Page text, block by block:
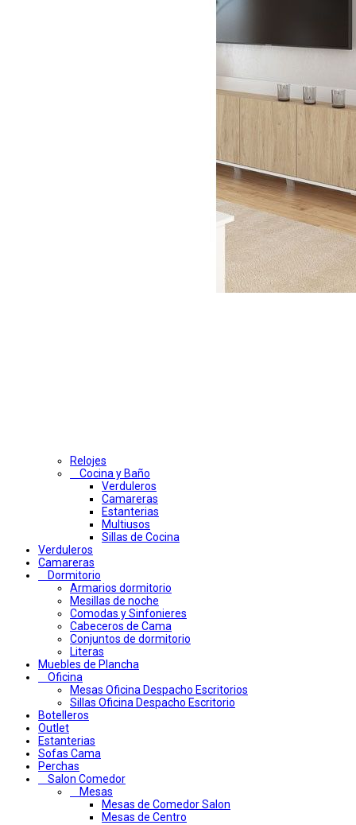
Relojes
Cocina y Baño
Verduleros
Camareras
Estanterias
Multiusos
Sillas de Cocina
Verduleros
Camareras
Dormitorio
Armarios dormitorio
Mesillas de noche
Comodas y Sinfonieres
Cabeceros de Cama
Conjuntos de dormitorio
Literas
Muebles de Plancha
Oficina
Mesas Oficina Despacho Escritorios
Sillas Oficina Despacho Escritorio
Botelleros
Outlet
Estanterias
Sofas Cama
Perchas
Salon Comedor
Mesas
Mesas de Comedor Salon
Mesas de Centro